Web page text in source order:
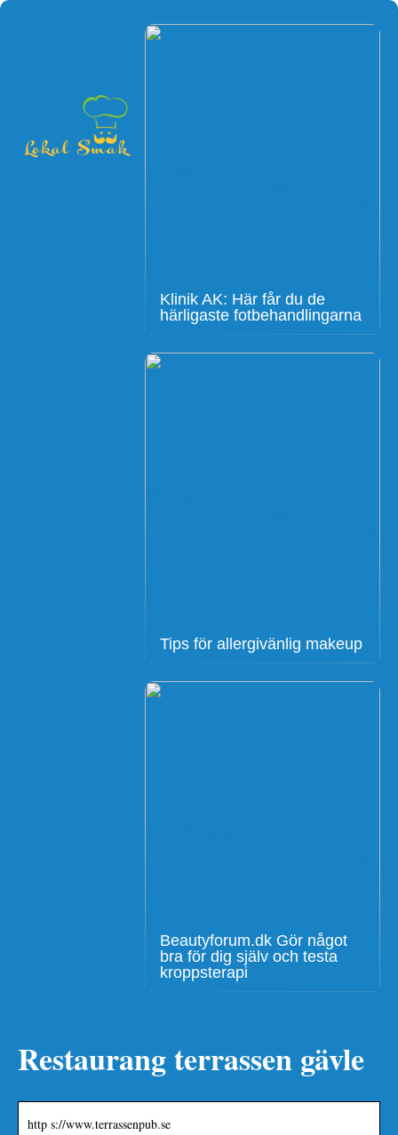
Klinik AK: Här får du de
härligaste fotbehandlingarna
Tips för allergivänlig makeup
Beautyforum.dk Gör något
bra för dig själv och testa
kroppsterapi
Restaurang terrassen gävle
http s://www.terrassenpub.se